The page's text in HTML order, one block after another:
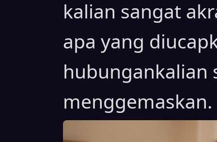
kalian sangat
apa yang
hubungankalian
menggemaskan.